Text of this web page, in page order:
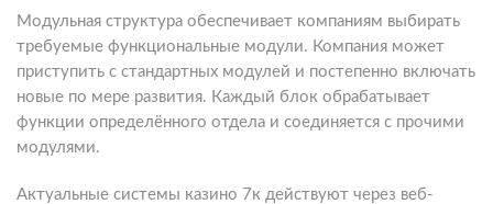
Модульная структура обеспечивает компаниям выбирать
требуемые функциональные модули. Компания может
приступить с стандартных модулей и постепенно включать
новые по мере развития. Каждый блок обрабатывает
функции определённого отдела и соединяется с прочими
модулями.
Актуальные системы казино 7к действуют через веб-